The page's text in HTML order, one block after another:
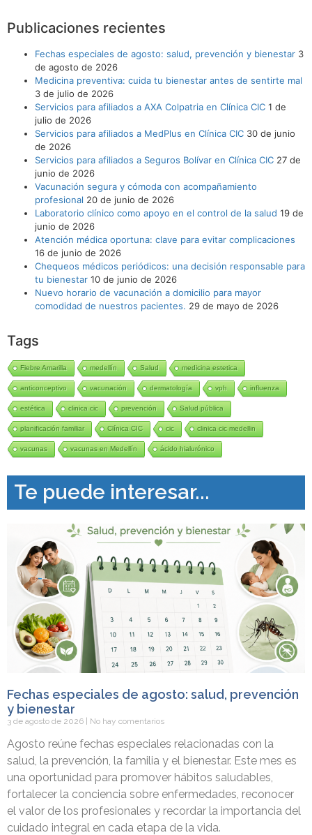
Publicaciones recientes
Fechas especiales de agosto: salud, prevención y bienestar 3
de agosto de 2026
Medicina preventiva: cuida tu bienestar antes de sentirte mal
3 de julio de 2026
Servicios para afiliados a AXA Colpatria en Clínica CIC 1 de
julio de 2026
Servicios para afiliados a MedPlus en Clínica CIC 30 de junio
de 2026
Servicios para afiliados a Seguros Bolívar en Clínica CIC 27 de
junio de 2026
Vacunación segura y cómoda con acompañamiento
profesional 20 de junio de 2026
Laboratorio clínico como apoyo en el control de la salud 19 de
junio de 2026
Atención médica oportuna: clave para evitar complicaciones
16 de junio de 2026
Chequeos médicos periódicos: una decisión responsable para
tu bienestar 10 de junio de 2026
Nuevo horario de vacunación a domicilio para mayor
comodidad de nuestros pacientes. 29 de mayo de 2026
Tags
Fiebre Amarilla medellín Salud medicina estetica
anticonceptivo vacunación dermatología vph influenza
estética clinica cic prevención Salud pública
planificación familiar Clínica CIC cic clinica cic medellin
vacunas vacunas en Medellín ácido hialurónico
Te puede interesar...
Fechas especiales de agosto: salud, prevención
y bienestar
3 de agosto de 2026 No hay comentarios
Agosto reúne fechas especiales relacionadas con la
salud, la prevención, la familia y el bienestar. Este mes es
una oportunidad para promover hábitos saludables,
fortalecer la conciencia sobre enfermedades, reconocer
el valor de los profesionales y recordar la importancia del
cuidado integral en cada etapa de la vida.